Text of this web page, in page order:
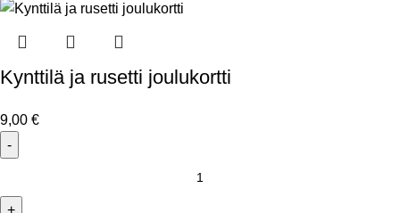
Kynttilä ja rusetti joulukortti
9,00 €